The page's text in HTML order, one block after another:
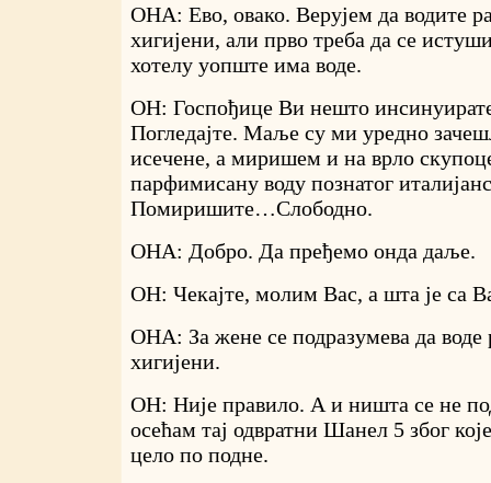
ОНА: Ево, овако. Верујем да водите
хигијени, али прво треба да се
хотелу уопште има воде.
ОН: Госпођице Ви нешто
Погледајте. Маље су ми уредно
исечене, а миришем и на врло
парфимисану воду познатог
Помиришите…Слободно.
ОНА: Добро. Да пређемо онда даље.
ОН: Чекајте, молим Вас, а шта је са
ОНА: За жене се подразумева да воде
хигијени.
ОН: Није правило. А и ништа се не
осећам тај одвратни Шанел 5 због
цело по подне.